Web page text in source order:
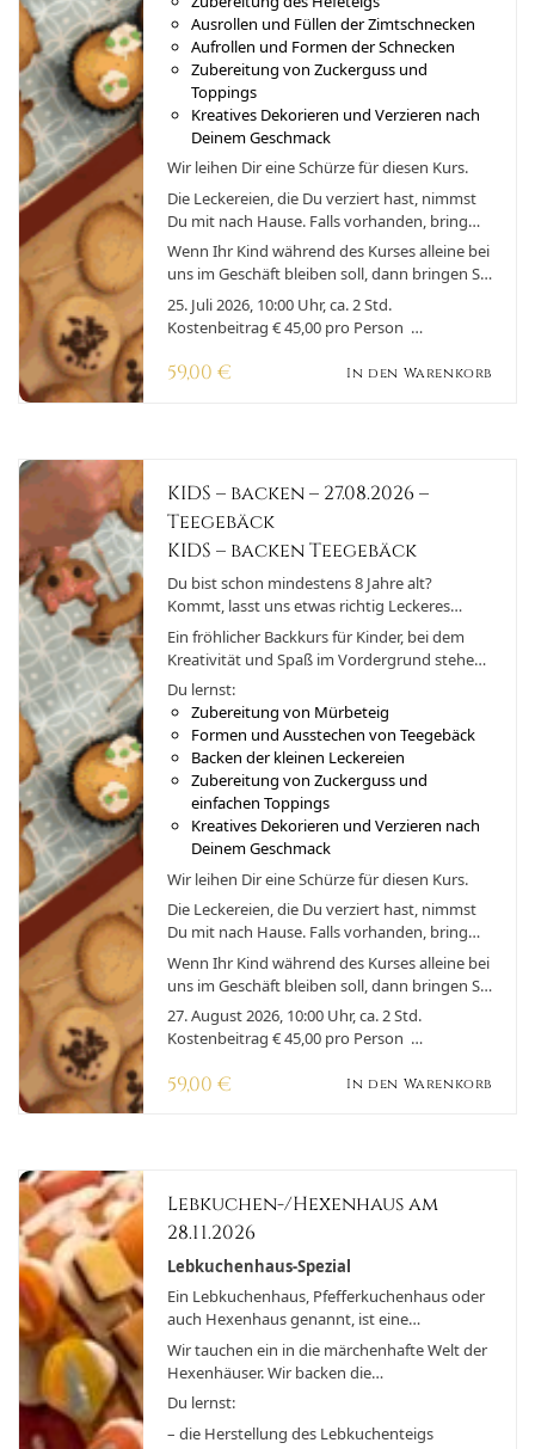
Zuckerguss und bunten Toppings verziert
werden. Die kleinen Teilnehmer lernen
spielerisch den Umgang mit Teig und Zutaten
und können ihrer Kreativität beim Verzieren
freien Lauf lassen. Natürlich darf auch
genascht werden!
Ausrollen und Füllen der Zimtschnecken
Aufrollen und Formen der Schnecken
Zubereitung von Zuckerguss und
Toppings
Kreatives Dekorieren und Verzieren nach
Deinem Geschmack
Wir leihen Dir eine Schürze für diesen Kurs.
Die Leckereien, die Du verziert hast, nimmst
Du mit nach Hause. Falls vorhanden, bring
einen Behälter mit, um Deine Kunstwerke zu
transportieren
Wenn Ihr Kind während des Kurses alleine bei
uns im Geschäft bleiben soll, dann bringen Sie
uns bitte, aus versicherungstechnischen
Gründen, eine Einverständniserklärung
ausgefüllt an dem Tag mit.
25. Juli 2026, 10:00 Uhr, ca. 2 Std.
Kostenbeitrag € 45,00 pro Person
59,00 € In den Warenkorb
KIDS – backen – 27.08.2026 –
Teegebäck
KIDS – backen Teegebäck
Du bist schon mindestens 8 Jahre alt?
Kommt, lasst uns etwas richtig Leckeres
backen!
Ein fröhlicher Backkurs für Kinder, bei dem
Kreativität und Spaß im Vordergrund stehen!
Gemeinsam backen wir feines Teegebäck, das
anschließend liebevoll dekoriert wird. Ob
klassisch, bunt oder verspielt – hier können
die kleinen Bäcker ihrer Fantasie freien Lauf
lassen. Dabei lernen sie spielerisch den
Umgang mit Teig und verschiedenen
Zutaten. Natürlich darf auch genascht
werden!
Du lernst:
Zubereitung von Mürbeteig
Formen und Ausstechen von Teegebäck
Backen der kleinen Leckereien
Zubereitung von Zuckerguss und
einfachen Toppings
Kreatives Dekorieren und Verzieren nach
Deinem Geschmack
Wir leihen Dir eine Schürze für diesen Kurs.
Die Leckereien, die Du verziert hast, nimmst
Du mit nach Hause. Falls vorhanden, bring
einen Behälter mit, um Deine Kunstwerke zu
transportieren
Wenn Ihr Kind während des Kurses alleine bei
uns im Geschäft bleiben soll, dann bringen Sie
uns bitte, aus versicherungstechnischen
Gründen, eine Einverständniserklärung
ausgefüllt an dem Tag mit.
27. August 2026, 10:00 Uhr, ca. 2 Std.
Kostenbeitrag € 45,00 pro Person
59,00 € In den Warenkorb
Lebkuchen-/Hexenhaus am
28.11.2026
Lebkuchenhaus-Spezial
Ein Lebkuchenhaus, Pfefferkuchenhaus oder
auch Hexenhaus genannt, ist eine
weihnachtliche Tradition, welche in vielen
Teilen der Welt gefeiert wird. Diese
Jahrhunderte weiterentwickelt und ist nach
wie vor sehr populär.
Wir tauchen ein in die märchenhafte Welt der
Hexenhäuser. Wir backen die
Lebkuchenplatten für den Hausbau, stechen
setzen alles zusammen und dekorieren das
Du lernst:
– die Herstellung des Lebkuchenteigs